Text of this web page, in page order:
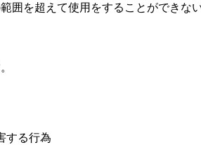
囲を超えて使用をすることができな
する行為